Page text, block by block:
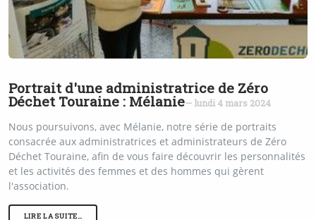
Portrait d'une administratrice de Zéro
Déchet Touraine : Mélanie— lundi 4 mars 2024
Nous poursuivons, avec Mélanie, notre série de portraits
consacrée aux administratrices et administrateurs de Zéro
Déchet Touraine, afin de vous faire découvrir les personnalités
et les activités des femmes et des hommes qui gèrent
l'association.
LIRE LA SUITE…